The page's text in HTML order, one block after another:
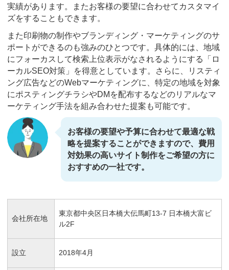
実績があります。またお客様の要望に合わせてカスタマイ
ズをすることもできます。
また印刷物の制作やブランディング・マーケティングのサ
ポートができるのも強みのひとつです。具体的には、地域
にフォーカスして検索上位表示がなされるようにする「ロ
ーカルSEO対策」を得意としています。さらに、リスティ
ング広告などのWebマーケティングに、特定の地域を対象
にポスティングチラシやDMを配布するなどのリアルなマ
ーケティング手法を組み合わせた提案も可能です。
お客様の要望や予算に合わせて最適な戦
略を提案することができますので、費用
対効果の高いサイト制作をご希望の方に
おすすめの一社です。
会社所在地
東京都中央区日本橋大伝馬町13-7 日本橋大富ビ
ル2F
設立 2018年4月